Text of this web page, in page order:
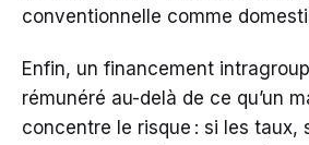
conventionnelle comme
Enfin, un financement
rémunéré au-delà de ce qu’un
concentre le risque : si les taux,